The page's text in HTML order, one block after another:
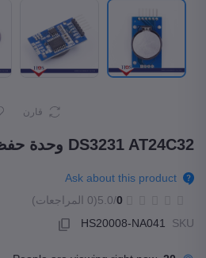
قارن
DS3231 AT24C32 وحدة حفظ الوقت والتاريخ
Ask about this product
0
/5.0
(0 المراجعات)
SKU
HS20008-NA041